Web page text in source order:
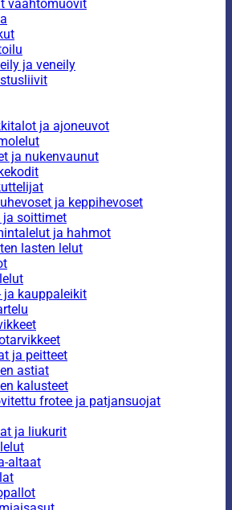
vaahtomuovit
ja veneily
ja ajoneuvot
ja nukenvaunut
ja keppihevoset
ja soittimet
ja hahmot
lasten lelut
ja kauppaleikit
ja peitteet
astiat
kalusteet
frotee ja patjansuojat
ja liukurit
altaat